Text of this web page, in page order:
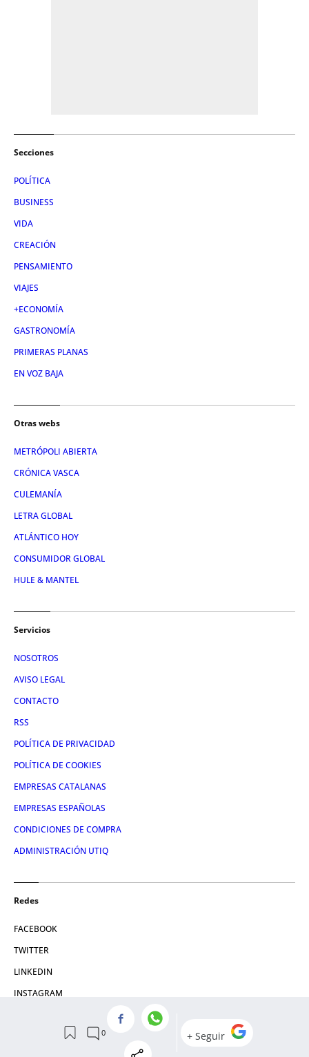
Secciones
POLÍTICA
BUSINESS
VIDA
CREACIÓN
PENSAMIENTO
VIAJES
+ECONOMÍA
GASTRONOMÍA
PRIMERAS PLANAS
EN VOZ BAJA
Otras webs
METRÓPOLI ABIERTA
CRÓNICA VASCA
CULEMANÍA
LETRA GLOBAL
ATLÁNTICO HOY
CONSUMIDOR GLOBAL
HULE & MANTEL
Servicios
NOSOTROS
AVISO LEGAL
CONTACTO
RSS
POLÍTICA DE PRIVACIDAD
POLÍTICA DE COOKIES
EMPRESAS CATALANAS
EMPRESAS ESPAÑOLAS
CONDICIONES DE COMPRA
ADMINISTRACIÓN UTIQ
Redes
FACEBOOK
TWITTER
LINKEDIN
INSTAGRAM